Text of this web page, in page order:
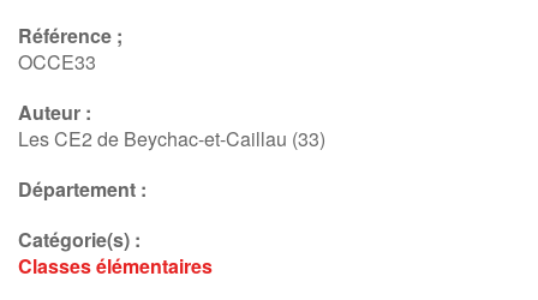
Référence ;
OCCE33
Auteur :
Les CE2 de Beychac-et-Caillau (33)
Département :
Catégorie(s) :
Classes élémentaires